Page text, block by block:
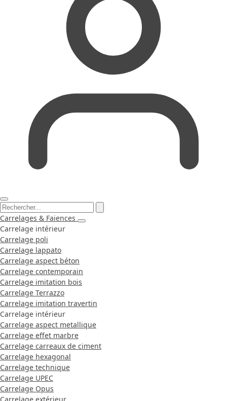
Carrelages & Faiences
Carrelage intérieur
Carrelage poli
Carrelage lappato
Carrelage aspect béton
Carrelage contemporain
Carrelage imitation bois
Carrelage Terrazzo
Carrelage imitation travertin
Carrelage intérieur
Carrelage aspect metallique
Carrelage effet marbre
Carrelage carreaux de ciment
Carrelage hexagonal
Carrelage technique
Carrelage UPEC
Carrelage Opus